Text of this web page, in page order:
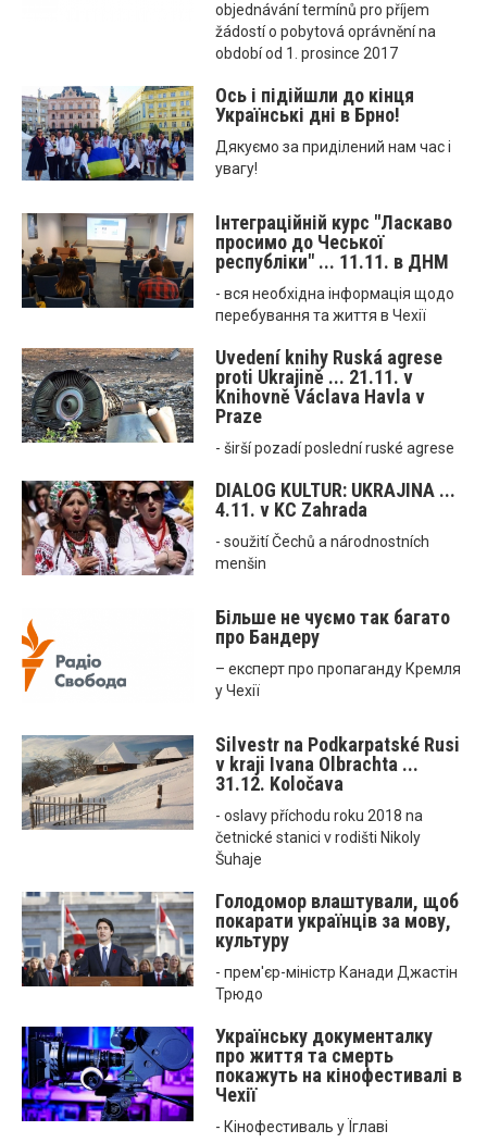
objednávání termínů pro příjem
žádostí o pobytová oprávnění na
období od 1. prosince 2017
Ось і підійшли до кінця
Українські дні в Брно!
Дякуємо за приділений нам час і
увагу!
Інтеграційній курс "Ласкаво
просимо до Чеської
республіки" ... 11.11. в ДНМ
- вся необхідна інформація щодо
перебування та життя в Чехії
Uvedení knihy Ruská agrese
proti Ukrajině ... 21.11. v
Knihovně Václava Havla v
Praze
- širší pozadí poslední ruské agrese
DIALOG KULTUR: UKRAJINA ...
4.11. v KC Zahrada
- soužití Čechů a národnostních
menšin
Більше не чуємо так багато
про Бандеру
– експерт про пропаганду Кремля
у Чехії
Silvestr na Podkarpatské Rusi
v kraji Ivana Olbrachta ...
31.12. Koločava
- oslavy příchodu roku 2018 na
četnické stanici v rodišti Nikoly
Šuhaje
Голодомор влаштували, щоб
покарати українців за мову,
культуру
- прем'єр-міністр Канади Джастін
Трюдо
Українську документалку
про життя та смерть
покажуть на кінофестивалі в
Чехії
- Кінофестиваль у Їглаві